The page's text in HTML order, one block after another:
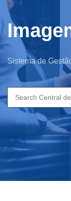
Sistema de
Search
for: